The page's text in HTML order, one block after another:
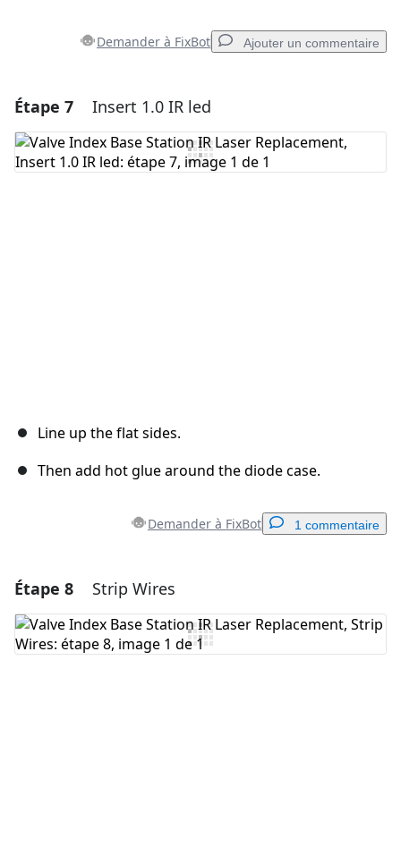
Demander à FixBot Ajouter un commentaire
Ajouter un commentaire
Ajouter un commentaire
Étape 7 Insert 1.0 IR led
Line up the flat sides.
Then add hot glue around the diode case.
Demander à FixBot 1 commentaire
Ajouter un commentaire
Ajouter un commentaire
Étape 8 Strip Wires